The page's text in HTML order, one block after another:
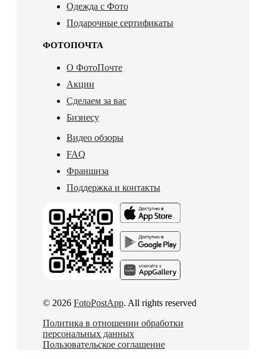
Одежда с Фото
Подарочные сертификаты
ФОТОПОЧТА
О ФотоПочте
Акции
Сделаем за вас
Бизнесу
Видео обзоры
FAQ
Франшиза
Поддержка и контакты
© 2026 FotoPostApp. All rights reserved
Политика в отношении обработки
персональных данных
Пользовательское соглашение